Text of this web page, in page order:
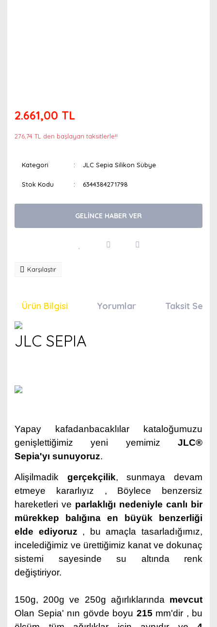
2.661,00 TL
276,74 TL den başlayan taksitlerle!!
Kategori JLC Sepia Silikon Sübye
Stok Kodu 6344384271798
GELİNCE HABER VER
Karşılaştır
Ürün Bilgisi Yorumlar Taksit
JLC SEPIA
Yapay kafadanbacaklılar kataloğumuzu
genişlettiğimiz yeni yemimiz JLC®
Sepia'yı sunuyoruz.
Alişilmadik gerçekçilik,sunmaya devam
etmeye kararlıyız , Böylece benzersiz
hareketleri ve parlaklığı nedeniyle canlı bir
mürekkep balığına en büyük benzerliği
elde ediyoruz , bu amaçla tasarladığımız,
incelediğimiz ve ürettiğimiz kanat ve dokunaç
sistemi sayesinde su altında renk
değiştiriyor.
150g, 200g ve 250g ağırlıklarında mevcut
Olan Sepia' nın gövde boyu 215 mm'dir , bu